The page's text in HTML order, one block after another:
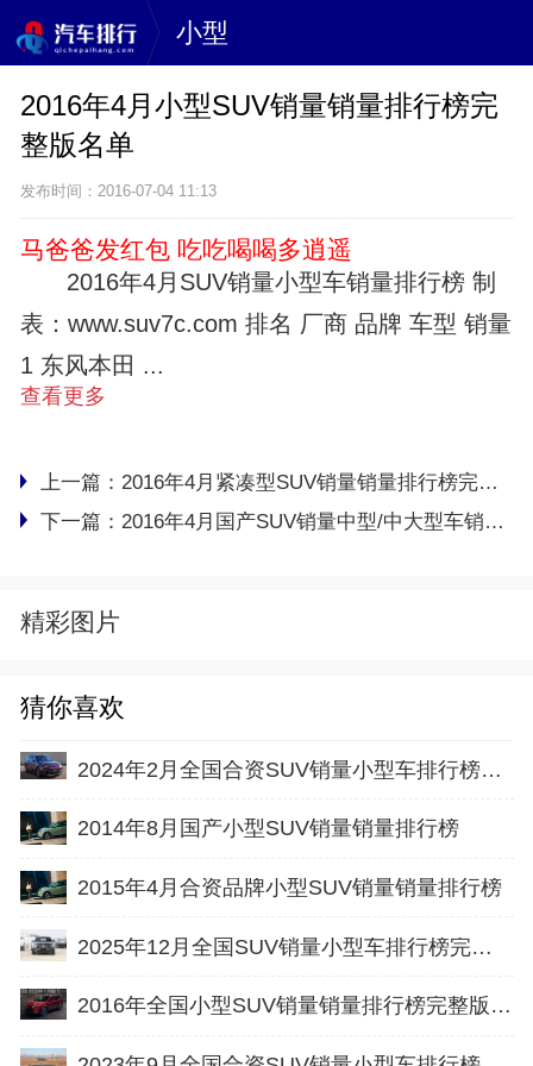
小型
2016年4月小型SUV销量销量排行榜完
整版名单
发布时间：2016-07-04 11:13
马爸爸发红包 吃吃喝喝多逍遥
2016年4月SUV销量小型车销量排行榜 制
表：www.suv7c.com 排名 厂商 品牌 车型 销量
1 东风本田 ...
查看更多
上一篇： 2016年4月紧凑型SUV销量销量排行榜完整版名单
下一篇： 2016年4月国产SUV销量中型/中大型车销量排行榜完整版名单
精彩图片
猜你喜欢
2024年2月全国合资SUV销量小型车排行榜完整版(零售量
2014年8月国产小型SUV销量销量排行榜
2015年4月合资品牌小型SUV销量销量排行榜
2025年12月全国SUV销量小型车排行榜完整版(批发量
2016年全国小型SUV销量销量排行榜完整版名单(全年)